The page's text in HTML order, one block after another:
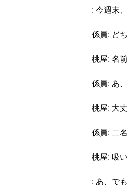
: 今週末
係員: ど
桃屋: 名
係員: あ
桃屋: 大
係員: 二
桃屋: 吸
: あ、で